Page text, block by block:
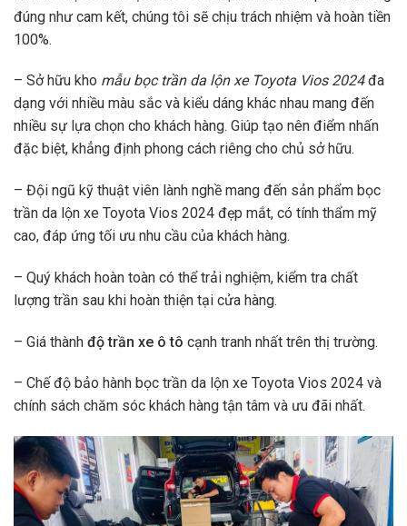
đúng như cam kết, chúng tôi sẽ chịu trách nhiệm và hoàn tiền
100%.
– Sở hữu kho mẫu bọc trần da lộn xe Toyota Vios 2024đa
dạng với nhiều màu sắc và kiểu dáng khác nhau mang đến
nhiều sự lựa chọn cho khách hàng. Giúp tạo nên điểm nhấn
đặc biệt, khẳng định phong cách riêng cho chủ sở hữu.
– Đội ngũ kỹ thuật viên lành nghề mang đến sản phẩm bọc
trần da lộn xe Toyota Vios 2024 đẹp mắt, có tính thẩm mỹ
cao, đáp ứng tối ưu nhu cầu của khách hàng.
– Quý khách hoàn toàn có thể trải nghiệm, kiểm tra chất
lượng trần sau khi hoàn thiện tại cửa hàng.
– Giá thành độ trần xe ô tô cạnh tranh nhất trên thị trường.
– Chế độ bảo hành bọc trần da lộn xe Toyota Vios 2024 và
chính sách chăm sóc khách hàng tận tâm và ưu đãi nhất.